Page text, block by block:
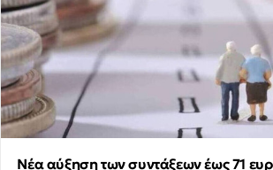
Νέα αύξηση των συντάξεων έως 71